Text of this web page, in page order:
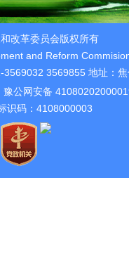
改革委员会版权所有
and Reform
3569855 地址：
豫公网安备
识码：4108000003